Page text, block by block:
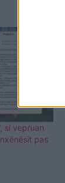
si vepruan
pas